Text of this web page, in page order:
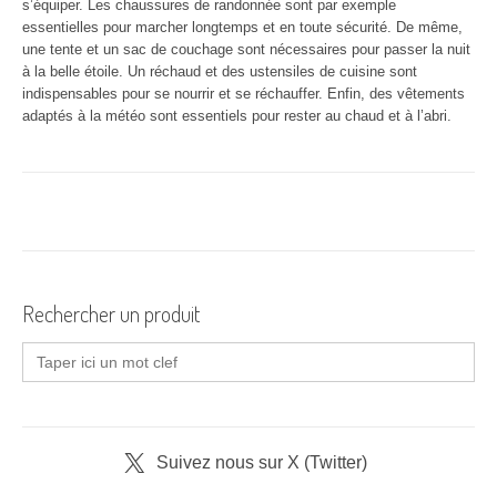
s’équiper. Les chaussures de randonnée sont par exemple
essentielles pour marcher longtemps et en toute sécurité. De même,
une tente et un sac de couchage sont nécessaires pour passer la nuit
à la belle étoile. Un réchaud et des ustensiles de cuisine sont
indispensables pour se nourrir et se réchauffer. Enfin, des vêtements
adaptés à la météo sont essentiels pour rester au chaud et à l’abri.
Rechercher un produit
Search
for:
Suivez nous sur X (Twitter)